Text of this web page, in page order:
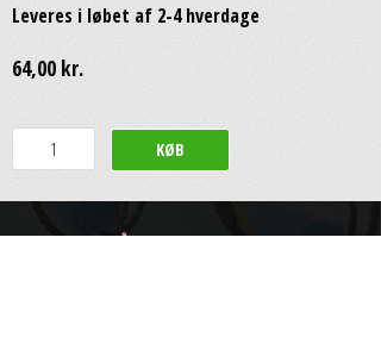
Leveres i løbet af 2-4 hverdage
64,00 kr.